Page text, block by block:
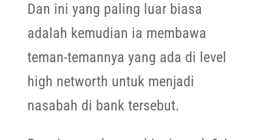
Dan ini yang paling luar biasa
adalah kemudian ia membawa
teman-temannya yang ada di level
high networth untuk menjadi
nasabah di bank tersebut.